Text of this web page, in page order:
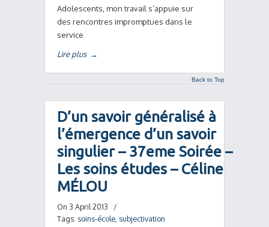
Adolescents, mon travail s’appuie sur
des rencontres impromptues dans le
service
Lire plus →
Back to Top
D’un savoir généralisé à
l’émergence d’un savoir
singulier – 37eme Soirée –
Les soins études – Céline
MÉLOU
On 3 April 2013
/
Tags: soins-école subjectivation